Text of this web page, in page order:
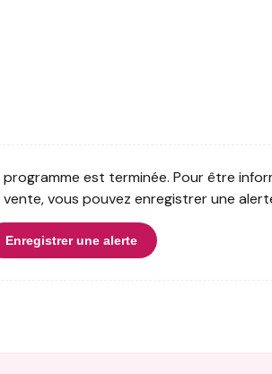
est terminée. Pour être
vous pouvez enregistrer une
Enregistrer une alerte